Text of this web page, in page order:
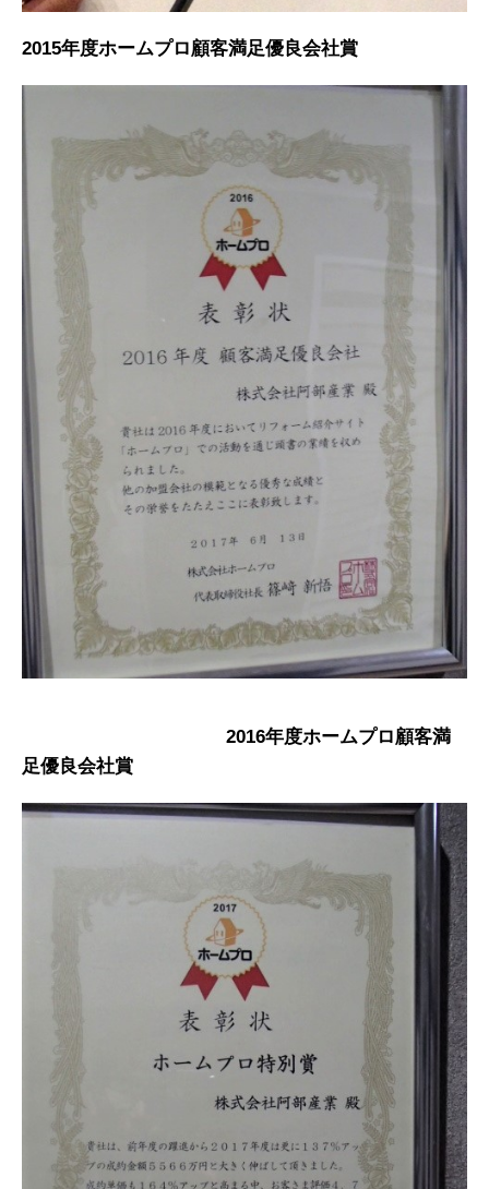
2015年度ホームプロ顧客満足優良会社賞
2016年度ホームプロ顧客満
足優良会社賞